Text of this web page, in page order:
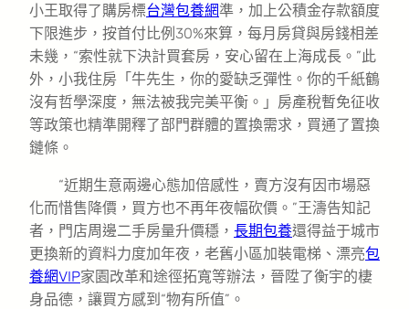
小王取得了購房標台灣包養網準，加上公積金存款額度
下限進步，按首付比例30%來算，每月房貸與房錢相差
未幾，“索性就下決計買套房，安心留在上海成長。”此
外，小我住房「牛先生，你的愛缺乏彈性。你的千紙鶴
沒有哲學深度，無法被我完美平衡。」房產稅暫免征收
等政策也精準開釋了部門群體的置換需求，買通了置換
鏈條。
“近期生意兩邊心態加倍感性，賣方沒有因市場惡
化而惜售降價，買方也不再年夜幅砍價。”王濤告知記
者，門店周邊二手房量升價穩， 長期包養還得益于城市
更換新的資料力度加年夜，老舊小區加裝電梯、漂亮包
養網VIP家園改革和途徑拓寬等辦法，晉陞了衡宇的棲
身品德，讓買方感到“物有所值”。